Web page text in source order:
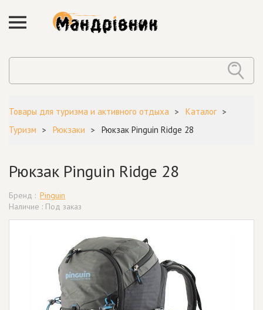
Товары для туризма и активного отдыха
Каталог
Туризм
Рюкзаки Рюкзак Pinguin Ridge 28
Рюкзак Pinguin Ridge 28
Бренд : Pinguin
Наличие : Под заказ